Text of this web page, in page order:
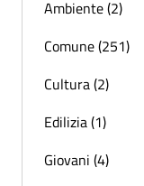
Ambiente (2)
Comune (251)
Cultura (2)
Edilizia (1)
Giovani (4)